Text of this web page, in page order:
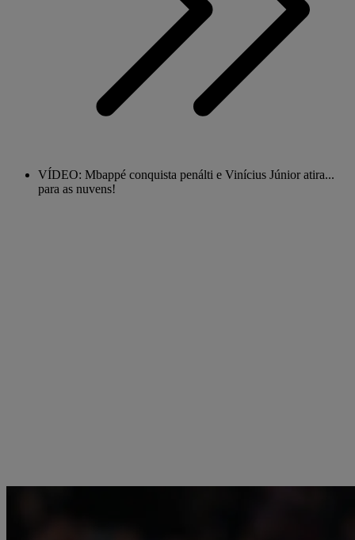
VÍDEO: Mbappé conquista penálti e Vinícius Júnior atira...
para as nuvens!